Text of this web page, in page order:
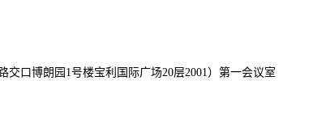
口博朗园1号楼宝利国际广场20层2001）第一会议室